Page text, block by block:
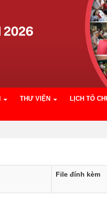
THƯ VIỆN LỊCH TỔ
File đính kèm